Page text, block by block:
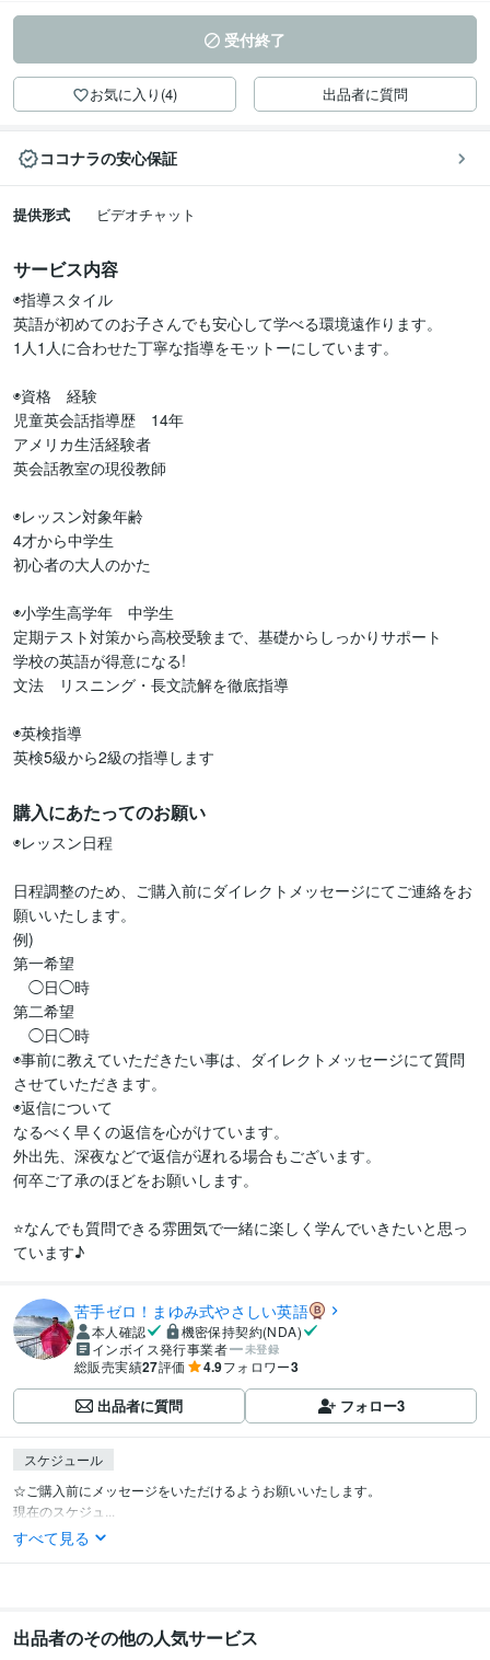
受付終了
お気に入り(4) 出品者に質問
ココナラの安心保証
提供形式 ビデオチャット
サービス内容
◉指導スタイル
英語が初めてのお子さんでも安心して学べる環境遠作ります。
1人1人に合わせた丁寧な指導をモットーにしています。
◉資格　経験
児童英会話指導歴　14年
アメリカ生活経験者
英会話教室の現役教師
◉レッスン対象年齢
4才から中学生
初心者の大人のかた
◉小学生高学年　中学生
定期テスト対策から高校受験まで、基礎からしっかりサポート
学校の英語が得意になる!
文法　リスニング・長文読解を徹底指導
◉英検指導
英検5級から2級の指導します
購入にあたってのお願い
◉レッスン日程
日程調整のため、ご購入前にダイレクトメッセージにてご連絡をお
願いいたします。
例)
第一希望
◯日◯時
第二希望
◯日◯時
◉事前に教えていただきたい事は、ダイレクトメッセージにて質問
させていただきます。
◉返信について
なるべく早くの返信を心がけています。
外出先、深夜などで返信が遅れる場合もございます。
何卒ご了承のほどをお願いします。
⭐️なんでも質問できる雰囲気で一緒に楽しく学んでいきたいと思っ
ています♪
苦手ゼロ！まゆみ式やさしい英語
本人確認
機密保持契約(NDA)
インボイス発行事業者
未登録
総販売実績27評価 4.9フォロワー3
出品者に質問 フォロー3
スケジュール
☆ご購入前にメッセージをいただけるようお願いいたします。
現在のスケジュ...
すべて見る
出品者のその他の人気サービス